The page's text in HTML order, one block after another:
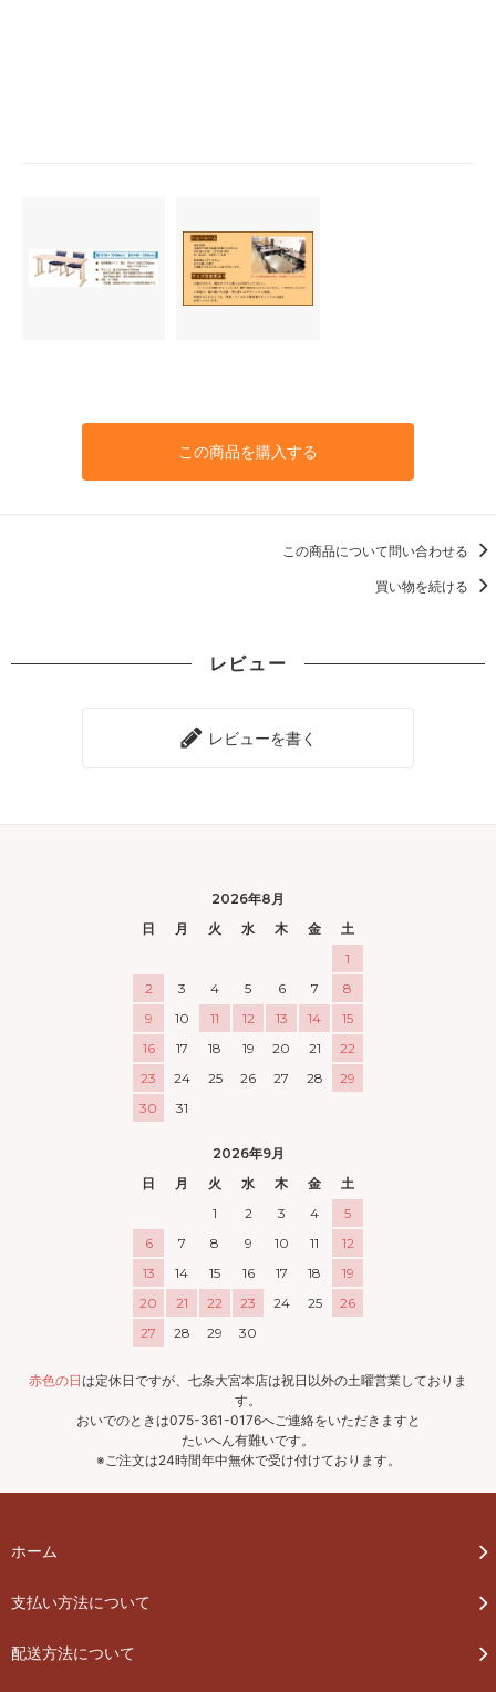
この商品を購入する
この商品について問い合わせる
買い物を続ける
レビュー
レビューを書く
2026年8月
日
月 火 水 木 金
土
1
2
3 4 5 6 7
8
9
10 11 12 13 14
15
16
17 18 19 20 21
22
23
24 25 26 27 28
29
30
31
2026年9月
日
月 火 水 木 金
土
1
2 3 4
5
6
7 8 9 10 11
12
13
14 15 16 17 18
19
20
21 22 23 24 25
26
27
28 29 30
赤色の日は定休日ですが、七条大宮本店は祝日以外の土曜営業しておりま
す。
おいでのときは075-361-0176へご連絡をいただきますと
たいへん有難いです。
※ご注文は24時間年中無休で受け付けております。
ホーム
支払い方法について
配送方法について